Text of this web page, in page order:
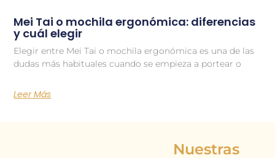
Mei Tai o mochila ergonómica: diferencias
y cuál elegir
Elegir entre Mei Tai o mochila ergonómica es una de las
dudas más habituales cuando se empieza a portear o
Leer Más
Nuestras